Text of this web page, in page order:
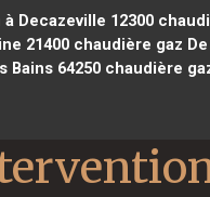
Decazeville 12300
21400chaudière gaz De
Bains 64250 chaudière